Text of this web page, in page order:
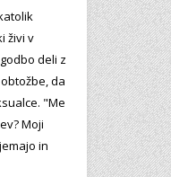
živi v
deli z
da
"Me
Moji
in